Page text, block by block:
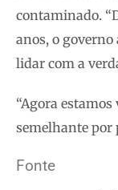
contaminado.
anos, o
lidar com a
“Agora
semelhante por
Fonte